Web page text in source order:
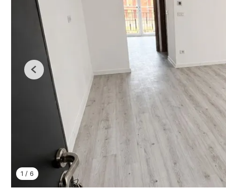
1 / 6
Previous